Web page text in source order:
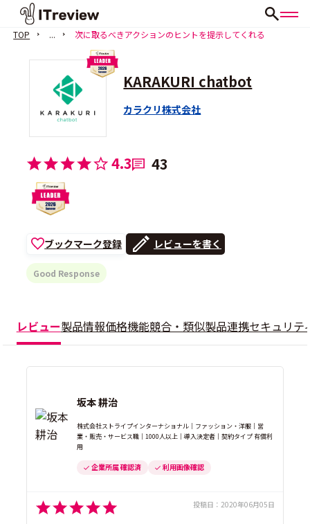
TOP ... 次に取るべきアクションのヒントを提示してくれる
KARAKURI chatbot
カラクリ株式会社
4.3 43
ブックマーク登録 レビューを書く
Good Response
レビュー製品情報価格機能競合・類似製品連携セキュリテ
坂本 耕治
株式会社ストライプインターナショナル｜ファッション・洋服｜営
業・販売・サービス職｜1000人以上｜導入決定者｜契約タイプ 有償利
用
企業所属 確認済 利用画像確認
投稿日： 2020年06月05日